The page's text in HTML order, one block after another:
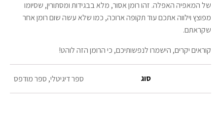
של המאפיה האפלה. זהו רומן אסור, מלא בבגידות ומסתורין, שסיומו
מפוצץ וילווה אתכם עוד תקופה ארוכה, כמו שלא עשה שום רומן אחר
שקראתם.
קוראים יקרים, הישמרו לנפשותיכם, כי הרומן הזה לוהט!
סוג ספר דיגיטלי, ספר מודפס